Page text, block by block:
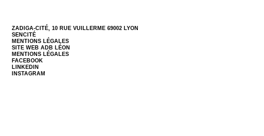
ZADIGA-CITÉ, 10 RUE VUILLERME 69002 LYON
SENCITÉ
MENTIONS LÉGALES
SITE WEBADB LÉON
MENTIONS LÉGALES
FACEBOOK
LINKEDIN
INSTAGRAM